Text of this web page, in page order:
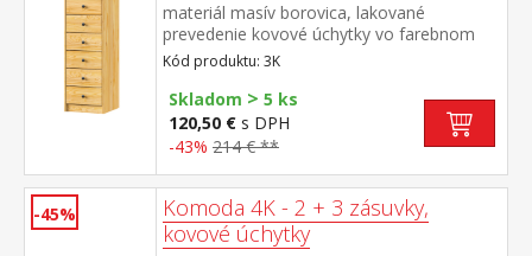
materiál masív borovica, lakované
prevedenie kovové úchytky vo farebnom
prevedení černená mosadz 6 zásuviek s
kovovými pojazdmi, hĺbka zásuvky 27,5 cm
Kód produktu: 3K
Skladom > 5 ks
120,50 € s DPH
-43% 214 € **
-45%
Komoda 4K - 2 + 3 zásuvky,
kovové úchytky